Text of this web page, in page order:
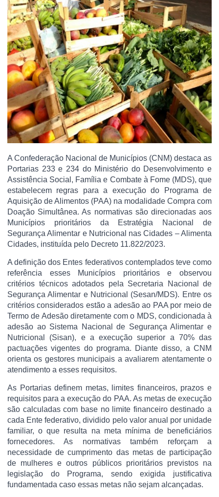
A Confederação Nacional de Municípios (CNM) destaca as
Portarias 233 e 234 do Ministério do Desenvolvimento e
Assistência Social, Família e Combate à Fome (MDS), que
estabelecem regras para a execução do Programa de
Aquisição de Alimentos (PAA) na modalidade Compra com
Doação Simultânea. As normativas são direcionadas aos
Municípios prioritários da Estratégia Nacional de
Segurança Alimentar e Nutricional nas Cidades – Alimenta
Cidades, instituída pelo Decreto 11.822/2023.
A definição dos Entes federativos contemplados teve como
referência esses Municípios prioritários e observou
critérios técnicos adotados pela Secretaria Nacional de
Segurança Alimentar e Nutricional (Sesan/MDS). Entre os
critérios considerados estão a adesão ao PAA por meio de
Termo de Adesão diretamente com o MDS, condicionada à
adesão ao Sistema Nacional de Segurança Alimentar e
Nutricional (Sisan), e a execução superior a 70% das
pactuações vigentes do programa. Diante disso, a CNM
orienta os gestores municipais a avaliarem atentamente o
atendimento a esses requisitos.
As Portarias definem metas, limites financeiros, prazos e
requisitos para a execução do PAA. As metas de execução
são calculadas com base no limite financeiro destinado a
cada Ente federativo, dividido pelo valor anual por unidade
familiar, o que resulta na meta mínima de beneficiários
fornecedores. As normativas também reforçam a
necessidade de cumprimento das metas de participação
de mulheres e outros públicos prioritários previstos na
legislação do Programa, sendo exigida justificativa
fundamentada caso essas metas não sejam alcançadas.